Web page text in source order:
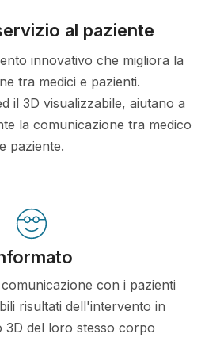
al paziente
innovativo che migliora la
tra medici e pazienti.
il 3D visualizzabile, aiutano a
la comunicazione tra medico
e paziente.
con i pazienti
risultati dell'intervento in
3D del loro stesso corpo